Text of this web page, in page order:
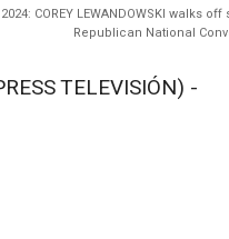
COREY LEWANDOWSKI
Republican National
TELEVISIÓN) -